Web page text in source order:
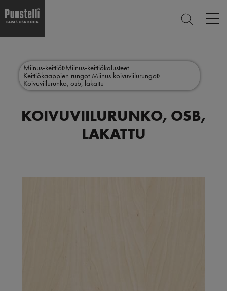
menu
fi
Miinus-keittiöt Miinus-keittiökalusteet
Keittiökaappien rungot Miinus koivuviilurungot
Koivuviilurunko, osb, lakattu
KOIVUVIILURUNKO, OSB,
LAKATTU